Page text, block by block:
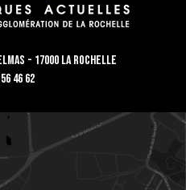
- 17000 La Rochelle
46 62